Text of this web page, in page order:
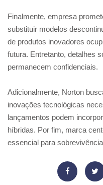
Finalmente, empresa
substituir modelos
de produtos inovadores
futura. Entretanto, detalhes
permanecem confidenciais.
Adicionalmente, Norton
inovações tecnológicas
lançamentos podem
híbridas. Por fim, marca
essencial para